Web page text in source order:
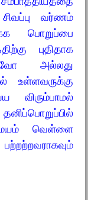
வர்ணம்
பொறுப்பை
புதிதாக
அல்லது
உள்ளவருக்கு
தனிப்பொறுப்பில்
சமயம் வெள்ளை